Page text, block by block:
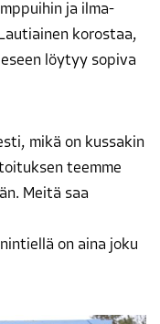
ja ilma-
korostaa,
löytyy sopiva
mikä on kussakin
teemme
Meitä saa
on aina joku